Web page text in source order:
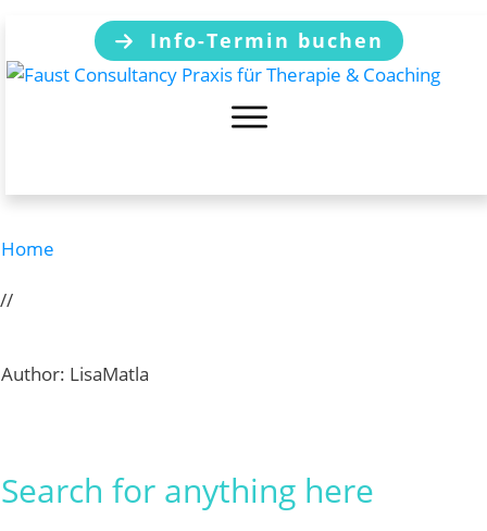
Info-Termin buchen
Home
//
Author: LisaMatla
Search for anything here